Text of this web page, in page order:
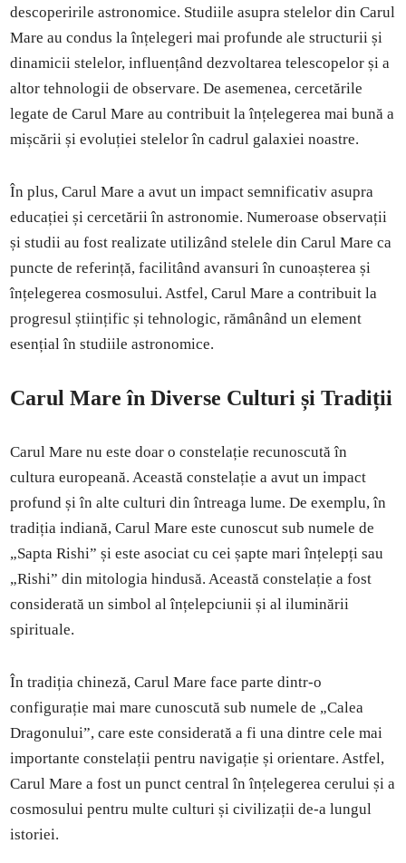
descoperirile astronomice. Studiile asupra stelelor din Carul
Mare au condus la înțelegeri mai profunde ale structurii și
dinamicii stelelor, influențând dezvoltarea telescopelor și a
altor tehnologii de observare. De asemenea, cercetările
legate de Carul Mare au contribuit la înțelegerea mai bună a
mișcării și evoluției stelelor în cadrul galaxiei noastre.
În plus, Carul Mare a avut un impact semnificativ asupra
educației și cercetării în astronomie. Numeroase observații
și studii au fost realizate utilizând stelele din Carul Mare ca
puncte de referință, facilitând avansuri în cunoașterea și
înțelegerea cosmosului. Astfel, Carul Mare a contribuit la
progresul științific și tehnologic, rămânând un element
esențial în studiile astronomice.
Carul Mare în Diverse Culturi și Tradiții
Carul Mare nu este doar o constelație recunoscută în
cultura europeană. Această constelație a avut un impact
profund și în alte culturi din întreaga lume. De exemplu, în
tradiția indiană, Carul Mare este cunoscut sub numele de
„Sapta Rishi” și este asociat cu cei șapte mari înțelepți sau
„Rishi” din mitologia hindusă. Această constelație a fost
considerată un simbol al înțelepciunii și al iluminării
spirituale.
În tradiția chineză, Carul Mare face parte dintr-o
configurație mai mare cunoscută sub numele de „Calea
Dragonului”, care este considerată a fi una dintre cele mai
importante constelații pentru navigație și orientare. Astfel,
Carul Mare a fost un punct central în înțelegerea cerului și a
cosmosului pentru multe culturi și civilizații de-a lungul
istoriei.